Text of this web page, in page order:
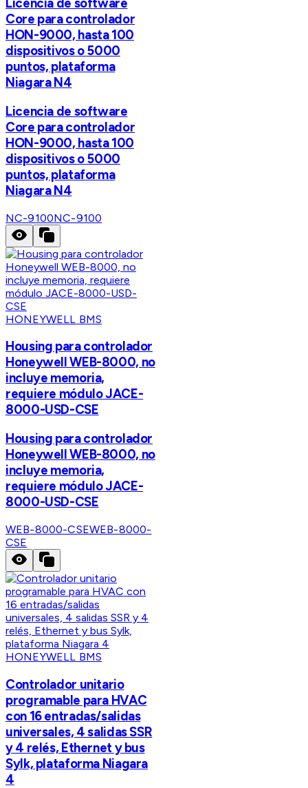
Licencia de software
Core para controlador
HON-9000, hasta 100
dispositivos o 5000
puntos, plataforma
Niagara N4
Licencia de software
Core para controlador
HON-9000, hasta 100
dispositivos o 5000
puntos, plataforma
Niagara N4
NC-9100NC-9100
HONEYWELL BMS
Housing para controlador
Honeywell WEB-8000, no
incluye memoria,
requiere módulo JACE-
8000-USD-CSE
Housing para controlador
Honeywell WEB-8000, no
incluye memoria,
requiere módulo JACE-
8000-USD-CSE
WEB-8000-CSEWEB-8000-
CSE
HONEYWELL BMS
Controlador unitario
programable para HVAC
con 16 entradas/salidas
universales, 4 salidas SSR
y 4 relés, Ethernet y bus
Sylk, plataforma Niagara
4